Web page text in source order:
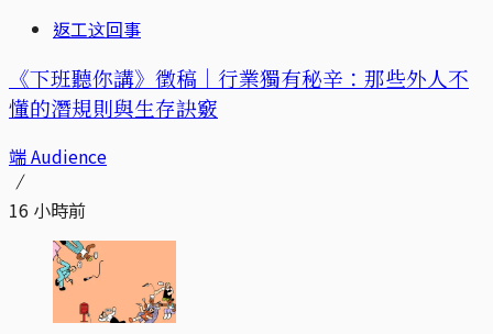
返工这回事
《下班聽你講》徵稿｜行業獨有秘辛：那些外人不
懂的潛規則與生存訣竅
端 Audience
16 小時前